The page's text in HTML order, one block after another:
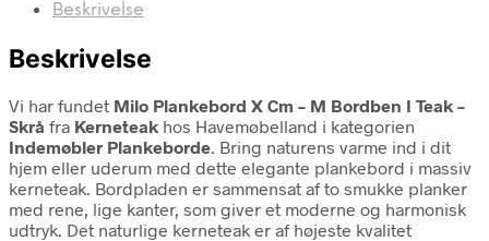
Beskrivelse
Beskrivelse
Vi har fundet Milo Plankebord X Cm – M Bordben I Teak –
Skrå fra Kerneteak hos Havemøbelland i kategorien
Indemøbler Plankeborde. Bring naturens varme ind i dit
hjem eller uderum med dette elegante plankebord i massiv
kerneteak. Bordpladen er sammensat af to smukke planker
med rene, lige kanter, som giver et moderne og harmonisk
udtryk. Det naturlige kerneteak er af højeste kvalitet